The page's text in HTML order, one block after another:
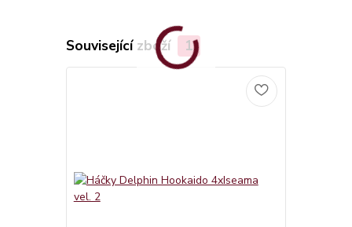
Související zboží 1